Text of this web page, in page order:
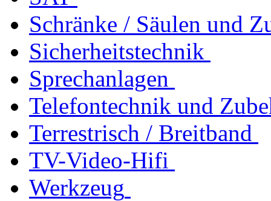
Schränke / Säulen und
Sicherheitstechnik
Sprechanlagen
Telefontechnik und
Terrestrisch / Breitband
TV-Video-Hifi
Werkzeug